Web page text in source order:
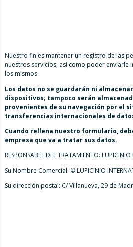
Nuestro fin es mantener un registro de las
nuestros servicios, así como poder enviarle
los mismos.
Los datos no se guardarán ni
dispositivos; tampoco serán
provenientes de su navegación por el
transferencias internacionales de
Cuando rellena nuestro formulario,
empresa que va a tratar sus datos.
RESPONSABLE DEL TRATAMIENTO:
Su Nombre Comercial: © LUPICINIO
Su dirección postal: C/ Villanueva, 29 de